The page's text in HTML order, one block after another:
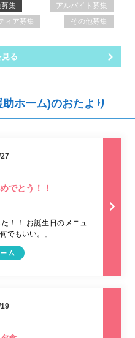
集
アルバイト募集
ィア募集 その他募集
る
ホーム)のおたより
でとう！！
！！ お誕生日のメニュ
でもいい。」...
ム